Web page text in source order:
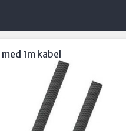
1m kabel